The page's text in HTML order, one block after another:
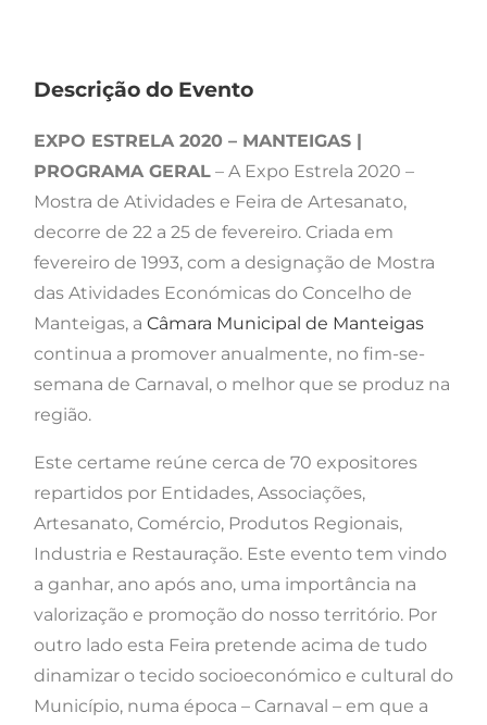
Descrição do Evento
EXPO ESTRELA 2020 – MANTEIGAS |
PROGRAMA GERAL – A Expo Estrela 2020 –
Mostra de Atividades e Feira de Artesanato,
decorre de 22 a 25 de fevereiro. Criada em
fevereiro de 1993, com a designação de Mostra
das Atividades Económicas do Concelho de
Manteigas, a Câmara Municipal de Manteigas
continua a promover anualmente, no fim-se-
semana de Carnaval, o melhor que se produz na
região.
Este certame reúne cerca de 70 expositores
repartidos por Entidades, Associações,
Artesanato, Comércio, Produtos Regionais,
Industria e Restauração. Este evento tem vindo
a ganhar, ano após ano, uma importância na
valorização e promoção do nosso território. Por
outro lado esta Feira pretende acima de tudo
dinamizar o tecido socioeconómico e cultural do
Município, numa época – Carnaval – em que a